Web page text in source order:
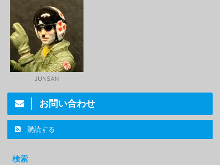
JUNSAN
お問い合わせ
購読する
検索